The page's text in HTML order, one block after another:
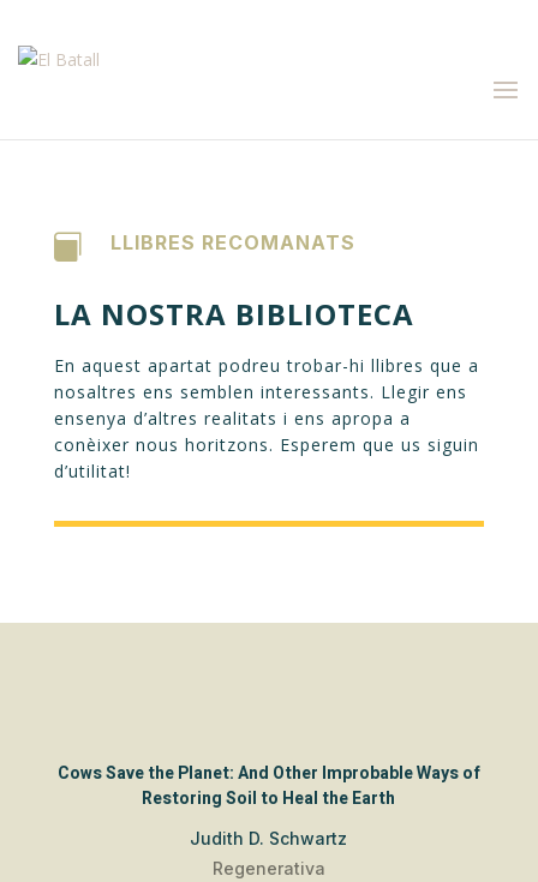
 LLIBRES RECOMANATS
LA NOSTRA BIBLIOTECA
En aquest apartat podreu trobar-hi llibres que a
nosaltres ens semblen interessants. Llegir ens
ensenya d’altres realitats i ens apropa a
conèixer nous horitzons. Esperem que us siguin
d’utilitat!
Cows Save the Planet: And Other Improbable Ways of
Restoring Soil to Heal the Earth
Judith D. Schwartz
Regenerativa